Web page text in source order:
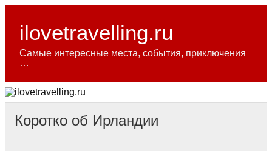
Skip
contentilovetravelling.ru
Самые интересные места, события, приключения
…
Коротко об Ирландии